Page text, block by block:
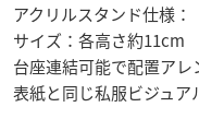
アクリルスタンド仕様：
サイズ：各高さ約11cm
台座連結可能で配置アレ
表紙と同じ私服ビジュア